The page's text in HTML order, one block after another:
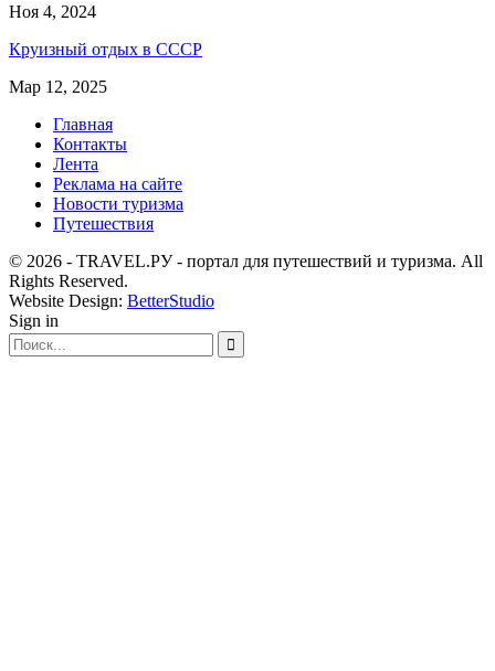
Ноя 4, 2024
Круизный отдых в СССР
Мар 12, 2025
Главная
Контакты
Лента
Реклама на сайте
Новости туризма
Путешествия
© 2026 - TRAVEL.РУ - портал для путешествий и туризма. All
Rights Reserved.
Website Design: BetterStudio
Sign in